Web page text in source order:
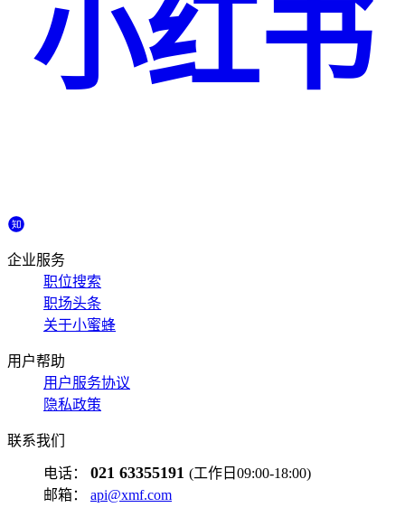
小红书
企业服务
职位搜索
职场头条
关于小蜜蜂
用户帮助
用户服务协议
隐私政策
联系我们
电话： 021 63355191 (工作日09:00-18:00)
邮箱： api@xmf.com